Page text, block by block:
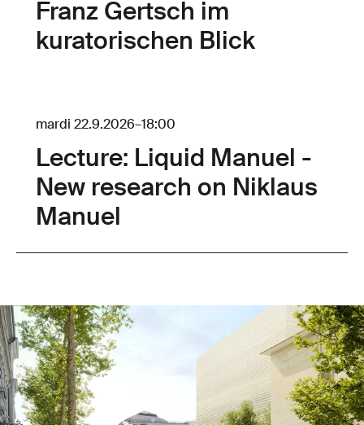
Franz Gertsch im
kuratorischen Blick
mardi 22.9.2026–18:00
Lecture: Liquid Manuel -
New research on Niklaus
Manuel